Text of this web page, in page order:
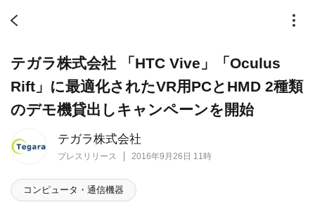
テガラ株式会社
プレスリリース 2016年9月26日 11時
テガラ株式会社 「HTC Vive」「Oculus
Rift」に最適化されたVR用PCとHMD 2種類
のデモ機貸出しキャンペーンを開始
コンピュータ・通信機器